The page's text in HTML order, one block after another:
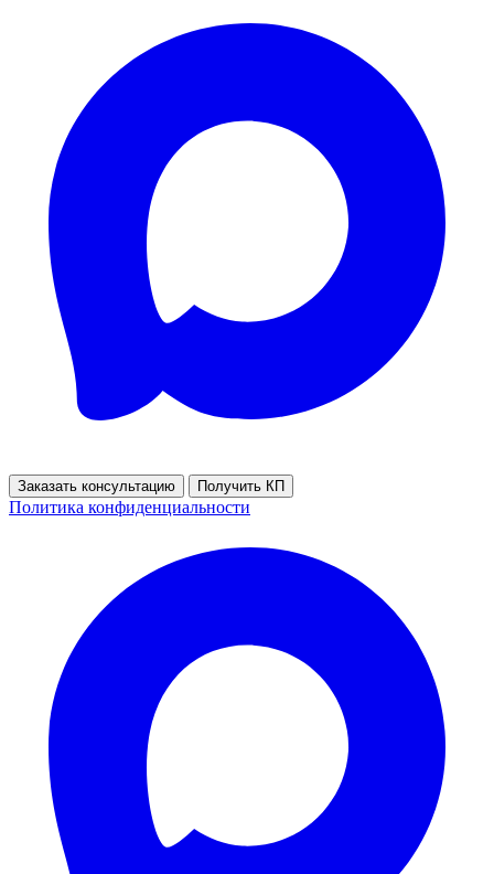
Заказать консультацию Получить КП
Политика конфиденциальности